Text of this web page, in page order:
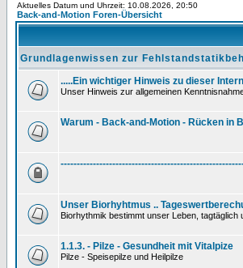
Aktuelles Datum und Uhrzeit: 10.08.2026, 20:50
Back-and-Motion Foren-Übersicht
Grundlagenwissen zur
.....Ein wichtiger Hinweis zu dieser
Unser Hinweis zur allgemeinen
Warum - Back-and-Motion - Rücken in
Unser Biorhyhtmus ..
Biorhythmik bestimmt unser Leben,
1.1.3. - Pilze - Gesundheit mit Vitalpize
Pilze - Speisepilze und Heilpilze